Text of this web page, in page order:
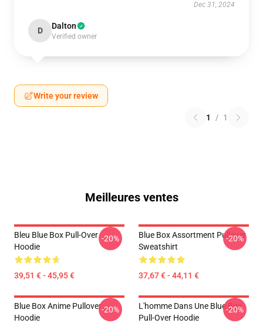
Dec 31, 2024
D Dalton
Verified owner
Write your review
1 / 1
Meilleures ventes
Bleu Blue Box Pull-Over
Hoodie
39,51 € - 45,95 €
-20%
Blue Box Assortment Pullover
Sweatshirt
37,67 € - 44,11 €
-20%
Blue Box Anime Pullover
Hoodie
-20%
L'homme Dans Une Blue Box
Pull-Over Hoodie
-20%